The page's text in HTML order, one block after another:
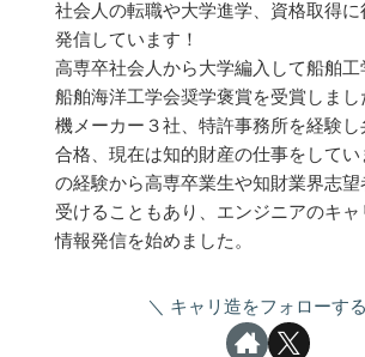
社会人の転職や大学進学、資格取得に
発信しています！
高専卒社会人から大学編入して船舶工
船舶海洋工学会奨学褒賞を受賞しま
機メーカー３社、特許事務所を経験し
合格、現在は知的財産の仕事をしてい
の経験から高専卒業生や知財業界志望
受けることもあり、エンジニアのキャ
情報発信を始めました。
キャリ造をフォローする